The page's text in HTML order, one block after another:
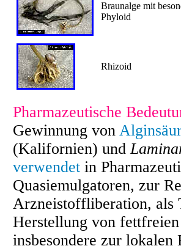
Braunalge mit
Phyloid
Rhizoid
Pharmazeutische
Gewinnung von
(Kalifornien) und
verwendet in
Quasiemulgatoren, zur
Arzneistoffliberation, als
Herstellung von
insbesondere zur